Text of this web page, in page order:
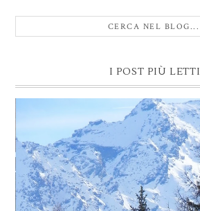
I POST PIÙ LETTI